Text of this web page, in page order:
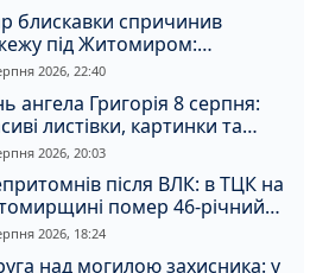
блискавки спричинив
під Житомиром:
витягли з вогню
2026, 22:40
ангела Григорія 8 серпня:
листівки, картинки та
привітання
2026, 20:03
після ВЛК: в ТЦК на
помер 46-річний
2026, 18:24
над могилою захисника: у